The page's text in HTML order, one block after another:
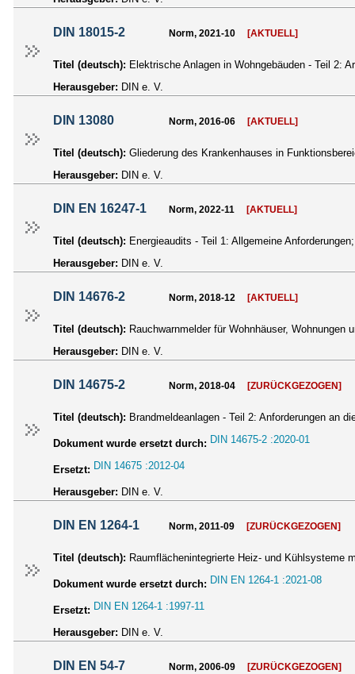
DIN 18015-2 Norm, 2021-10 [AKTUELL]
Titel (deutsch): Elektrische Anlagen in Wohngebäuden - Teil 2:
Herausgeber: DIN e. V.
DIN 13080 Norm, 2016-06 [AKTUELL]
Titel (deutsch): Gliederung des Krankenhauses in
Herausgeber: DIN e. V.
DIN EN 16247-1 Norm, 2022-11 [AKTUELL]
Titel (deutsch): Energieaudits - Teil 1: Allgemeine
Herausgeber: DIN e. V.
DIN 14676-2 Norm, 2018-12 [AKTUELL]
Titel (deutsch): Rauchwarnmelder für Wohnhäuser,
Herausgeber: DIN e. V.
DIN 14675-2 Norm, 2018-04 [ZURÜCKGEZOGEN]
Titel (deutsch): Brandmeldeanlagen - Teil 2: Anforderungen an
Dokument wurde ersetzt durch: DIN 14675-2 :2020-01
Ersetzt: DIN 14675 :2012-04
Herausgeber: DIN e. V.
DIN EN 1264-1 Norm, 2011-09 [ZURÜCKGEZOGEN]
Titel (deutsch): Raumflächenintegrierte Heiz- und Kühlsysteme
Dokument wurde ersetzt durch: DIN EN 1264-1 :2021-08
Ersetzt: DIN EN 1264-1 :1997-11
Herausgeber: DIN e. V.
DIN EN 54-7 Norm, 2006-09 [ZURÜCKGEZOGEN]